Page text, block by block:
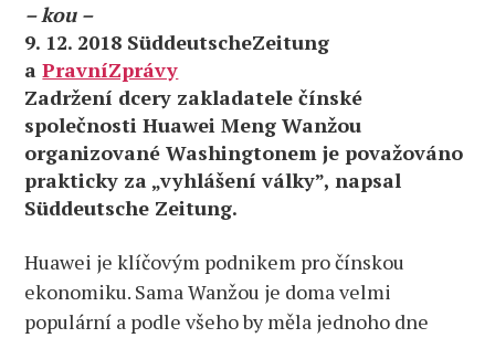
– kou –
9. 12. 2018 SüddeutscheZeitung
aPravníZprávy
Zadržení dcery zakladatele čínské
společnosti Huawei Meng Wanžou
organizované Washingtonem je považováno
prakticky za „vyhlášení války”, napsal
Süddeutsche Zeitung.
Huawei je klíčovým podnikem pro čínskou
ekonomiku. Sama Wanžou je doma velmi
populární a podle všeho by měla jednoho dne